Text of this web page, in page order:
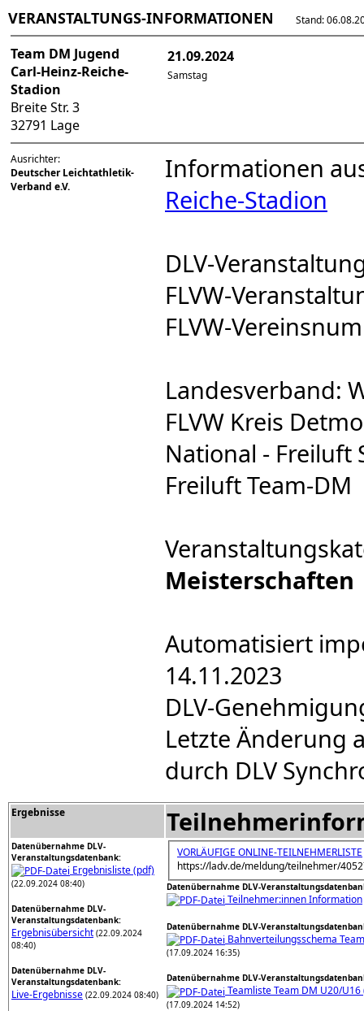
VERANSTALTUNGS-INFORMATIONEN Stand:
Team DM Jugend
Carl-Heinz-Reiche-
Stadion
Breite Str. 3
32791 Lage
21.09.2024
Samstag
Ausrichter:
Deutscher Leichtathletik-
Verband e.V.
Informationen
Reiche-Stadion
DLV-
FLVW-
FLVW-
Landesverband:
FLVW Kreis
National - Freiluft
Freiluft Team-DM
Meisterschaften
Automatisiert
14.11.2023
DLV-
Letzte Änderung
durch DLV
Ergebnisse
Datenübernahme DLV-
Veranstaltungsdatenbank:
Ergebnisliste (pdf)
(22.09.2024 08:40)
Datenübernahme DLV-
Veranstaltungsdatenbank:
Ergebnisübersicht (22.09.2024
08:40)
Datenübernahme DLV-
Veranstaltungsdatenbank:
Live-Ergebnisse (22.09.2024 08:40)
VORLÄUFIGE ONLINE-TEILNEHMERLISTE
https://ladv.de/meldung/teilnehmer/
Datenübernahme DLV-
Teilnehmer:innen Information
Datenübernahme DLV-
Bahnverteilungsschema
(17.09.2024 16:35)
Datenübernahme DLV-
Teamliste Team DM U20/U16
(17.09.2024 14:52)